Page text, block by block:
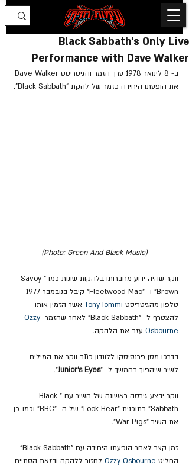
Black Sabbath's Only Live
Performance with Dave Walker
את הופעתו היחידה כזמר של להקת "Black Sabbath".
(Photo: Green And Black Music)
ווקר שהיה ידוע מחברותו בלהקות שונות כמו "Savoy
טלפון מהגיטריסט Tony Iommi אשר הזמין אותו
להצטרף ל- "Black Sabbath" לאחר שהזמר
Ozzy
Osbourne עזב את הלהקה.
בדרכו מסן פרנסיסקו ללונדון כתב ווקר את המילים
לשיר שיהפוך בהמשך ל- "Junior's Eyes
".
ווקר יבצע גירסה ראשונה של השיר עם "Black
Sabbath" בתוכנית "Look Hear" של ה- "BBC" וכמו-כן
את השיר "War Pigs".
זמן קצר לאחר הופעתו היחידה עם "Black Sabbath"
החליט Ozzy Osbourne לחזור ללהקה ובזאת הסתיים